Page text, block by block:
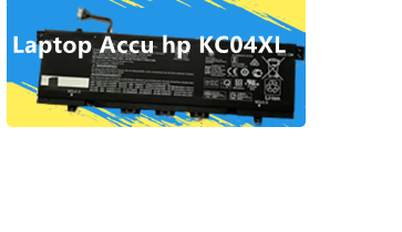
DELL VG661 V4N84 voor
Dell Alienware X14 Series
11.4V80.5Wh
€76
LENOVO L21M4PD8
L21L4PD8 voor
ThinkBook 16 G4+
ARA Series